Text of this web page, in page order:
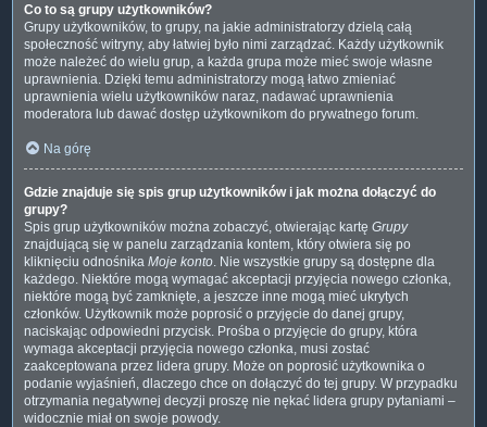
Co to są grupy użytkowników?
Grupy użytkowników, to grupy, na jakie administratorzy dzielą całą
społeczność witryny, aby łatwiej było nimi zarządzać. Każdy użytkownik
może należeć do wielu grup, a każda grupa może mieć swoje własne
uprawnienia. Dzięki temu administratorzy mogą łatwo zmieniać
uprawnienia wielu użytkowników naraz, nadawać uprawnienia
moderatora lub dawać dostęp użytkownikom do prywatnego forum.
Na górę
Gdzie znajduje się spis grup użytkowników i jak można dołączyć do
grupy?
Spis grup użytkowników można zobaczyć, otwierając kartę Grupy
znajdującą się w panelu zarządzania kontem, który otwiera się po
kliknięciu odnośnika Moje konto. Nie wszystkie grupy są dostępne dla
każdego. Niektóre mogą wymagać akceptacji przyjęcia nowego członka,
niektóre mogą być zamknięte, a jeszcze inne mogą mieć ukrytych
członków. Użytkownik może poprosić o przyjęcie do danej grupy,
naciskając odpowiedni przycisk. Prośba o przyjęcie do grupy, która
wymaga akceptacji przyjęcia nowego członka, musi zostać
zaakceptowana przez lidera grupy. Może on poprosić użytkownika o
podanie wyjaśnień, dlaczego chce on dołączyć do tej grupy. W przypadku
otrzymania negatywnej decyzji proszę nie nękać lidera grupy pytaniami –
widocznie miał on swoje powody.